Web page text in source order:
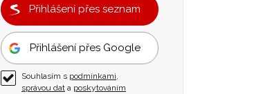
Přihlášení přes seznam
Přihlášení přes Google
Souhlasím s podmínkami,
správou dat a poskytováním